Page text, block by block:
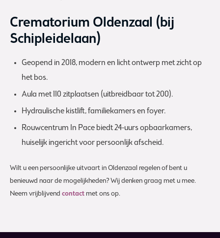
Crematorium Oldenzaal (bij
Schipleidelaan)
Geopend in 2018, modern en licht ontwerp met zicht op
het bos.
Aula met 110 zitplaatsen (uitbreidbaar tot 200).
Hydraulische kistlift, familiekamers en foyer.
Rouwcentrum In Pace biedt 24-uurs opbaarkamers,
huiselijk ingericht voor persoonlijk afscheid.
Wilt u een persoonlijke uitvaart in Oldenzaal regelen of bent u
benieuwd naar de mogelijkheden? Wij denken graag met u mee.
Neem vrijblijvend contact met ons op.